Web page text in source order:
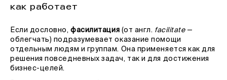
как работает
Если дословно,фасилитация (от англ. facilitate—
облегчать) подразумевает оказание помощи
отдельным людям и группам. Она применяется как для
решения повседневных задач, так и для достижения
бизнес-целей.